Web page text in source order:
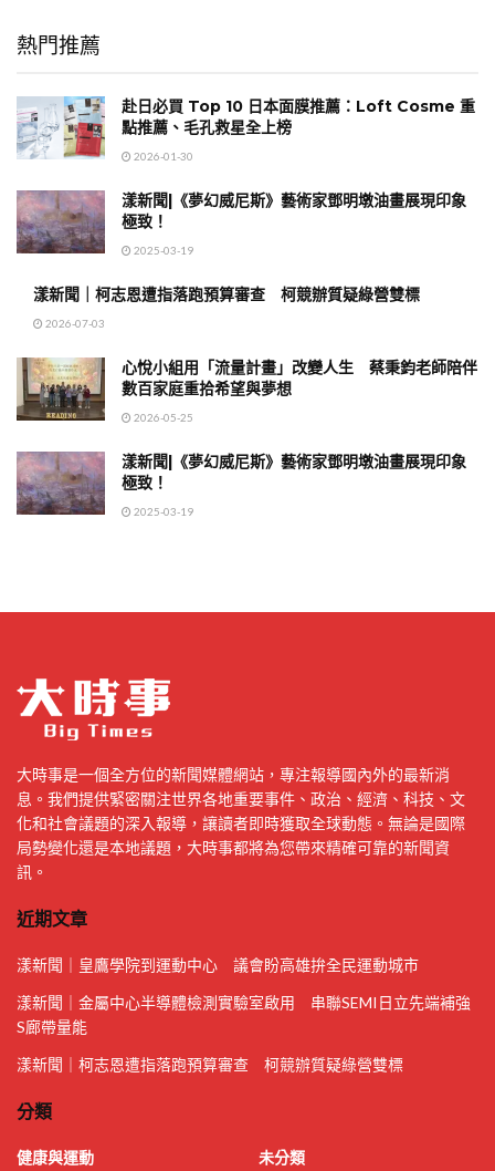
熱門推薦
赴日必買 Top 10 日本面膜推薦：Loft Cosme 重
點推薦、毛孔救星全上榜
2026-01-30
漾新聞|《夢幻威尼斯》藝術家鄧明墩油畫展現印象
極致！
2025-03-19
漾新聞｜柯志恩遭指落跑預算審查 柯競辦質疑綠營雙標
2026-07-03
心悅小組用「流量計畫」改變人生 蔡秉鈞老師陪伴
數百家庭重拾希望與夢想
2026-05-25
漾新聞|《夢幻威尼斯》藝術家鄧明墩油畫展現印象
極致！
2025-03-19
大時事是一個全方位的新聞媒體網站，專注報導國內外的最新消
息。我們提供緊密關注世界各地重要事件、政治、經濟、科技、文
化和社會議題的深入報導，讓讀者即時獲取全球動態。無論是國際
局勢變化還是本地議題，大時事都將為您帶來精確可靠的新聞資
訊。
近期文章
漾新聞｜皇鷹學院到運動中心 議會盼高雄拚全民運動城市
漾新聞｜金屬中心半導體檢測實驗室啟用 串聯SEMI日立先端補強
S廊帶量能
漾新聞｜柯志恩遭指落跑預算審查 柯競辦質疑綠營雙標
分類
健康與運動 未分類